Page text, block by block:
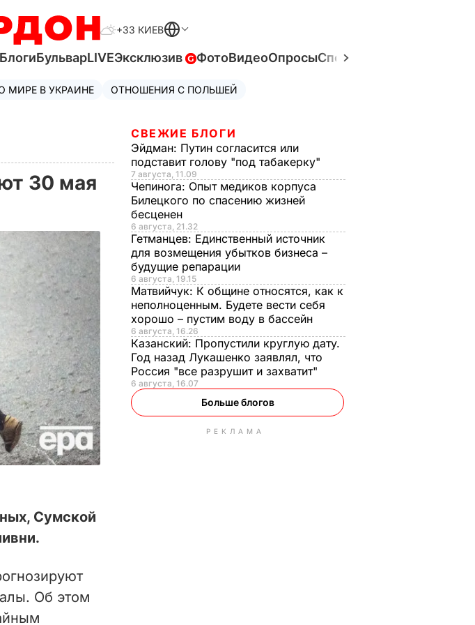
+33 КИЕВ
БлогиБульварLIVEЭксклюзив ФотоВидеоОпросыСпецпроекты
МИРЕ В УКРАИНЕ ОТНОШЕНИЯ С ПОЛЬШЕЙ
30 мая
Сумской
Об этом
СВЕЖИЕ БЛОГИ
Эйдман: Путин согласится или
подставит голову "под табакерку"
7 августа, 11.09
Чепинога: Опыт медиков корпуса
Билецкого по спасению жизней
бесценен
6 августа, 21.32
Гетманцев: Единственный источник
для возмещения убытков бизнеса –
будущие репарации
6 августа, 19.15
Матвийчук: К общине относятся, как к
неполноценным. Будете вести себя
хорошо – пустим воду в бассейн
6 августа, 16.26
Казанский: Пропустили круглую дату.
Год назад Лукашенко заявлял, что
Россия "все разрушит и захватит"
6 августа, 16.07
Больше блогов
РЕКЛАМА